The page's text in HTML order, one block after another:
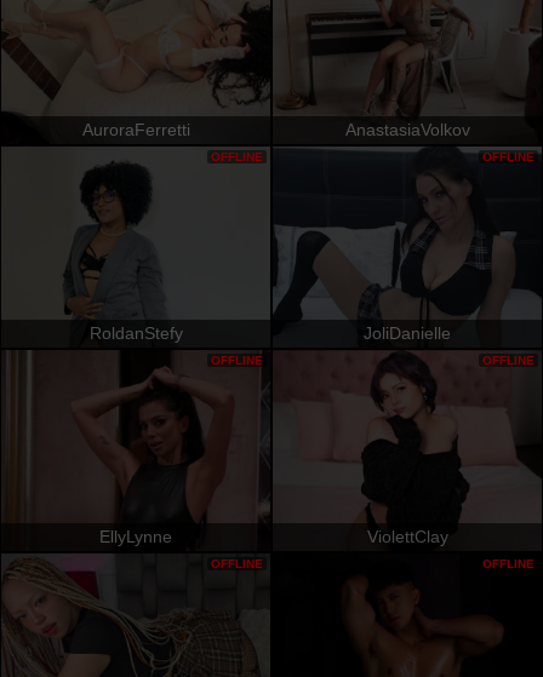
AuroraFerretti AnastasiaVolkov
RoldanStefy
OFFLINE
JoliDanielle
OFFLINE
EllyLynne
OFFLINE
ViolettClay
OFFLINE
OFFLINE OFFLINE